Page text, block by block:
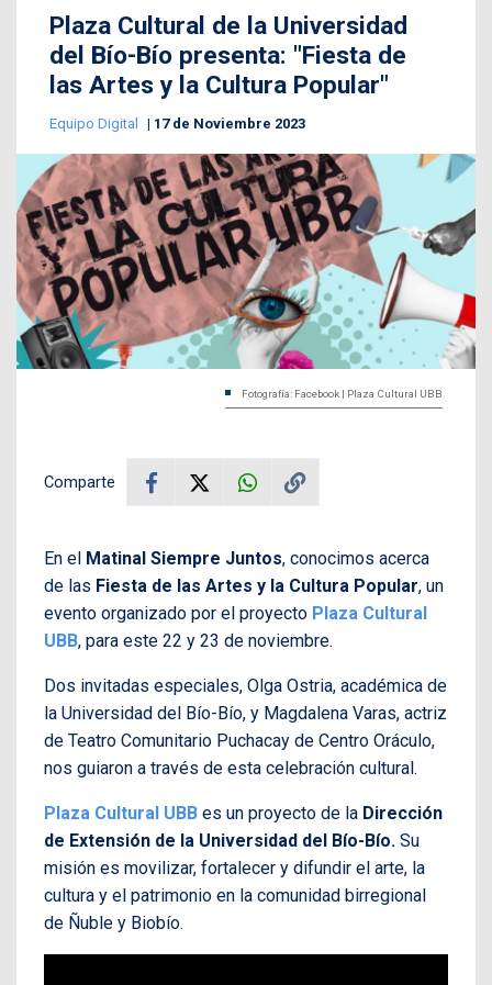
Plaza Cultural de la Universidad
del Bío-Bío presenta: "Fiesta de
las Artes y la Cultura Popular"
Equipo Digital 17 de Noviembre 2023
Fotografía: Facebook | Plaza Cultural UBB
Comparte
En el Matinal Siempre Juntos, conocimos acerca
de las Fiesta de las Artes y la Cultura Popular, un
evento organizado por el proyecto Plaza Cultural
UBB, para este 22 y 23 de noviembre.
Dos invitadas especiales, Olga Ostria, académica de
la Universidad del Bío-Bío, y Magdalena Varas, actriz
de Teatro Comunitario Puchacay de Centro Oráculo,
nos guiaron a través de esta celebración cultural.
Plaza Cultural UBB es un proyecto de la Dirección
de Extensión de la Universidad del Bío-Bío. Su
misión es movilizar, fortalecer y difundir el arte, la
cultura y el patrimonio en la comunidad birregional
de Ñuble y Biobío.